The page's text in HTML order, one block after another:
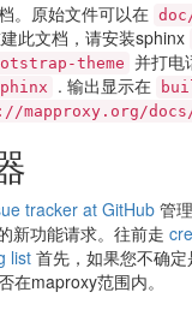
。原始文件可以在
此文档，请安装sphinx
theme 并打电
. 输出显示在
mapproxy.org/
tracker at GitHub 管
新功能请求。往前走
list首先，如果您不确
在maproxy范围内。